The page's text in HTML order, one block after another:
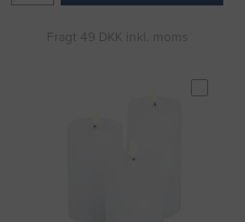
Fragt 49 DKK inkl. moms